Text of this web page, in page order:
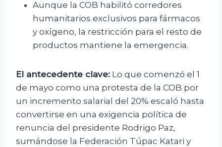
Aunque la COB habilitó corredores
humanitarios exclusivos para fármacos
y oxígeno, la restricción para el resto de
productos mantiene la emergencia.
El antecedente clave: Lo que comenzó el 1
de mayo como una protesta de la COB por
un incremento salarial del 20% escaló hasta
convertirse en una exigencia política de
renuncia del presidente Rodrigo Paz,
sumándose la Federación Túpac Katari y